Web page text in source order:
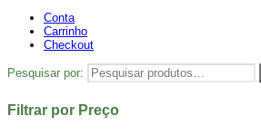
Conta
Carrinho
Checkout
Pesquisar por:
Filtrar por Preço